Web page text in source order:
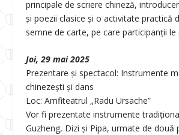
principale de scriere chineză,
și poezii clasice și o activitate practică
semne de carte, pe care participanții le
Joi, 29 mai 2025
Prezentare și spectacol: Instrumente
chinezești și dans
Loc: Amfiteatrul „Radu Ursache”
Vor fi prezentate instrumente
Guzheng, Dizi și Pipa, urmate de două